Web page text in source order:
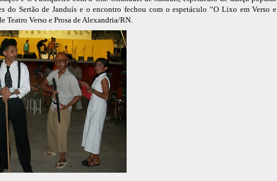
do Sertão de Janduís e o encontro fechou com o espetáculo “O Lixo em Verso e
Teatro Verso e Prosa de Alexandria/RN